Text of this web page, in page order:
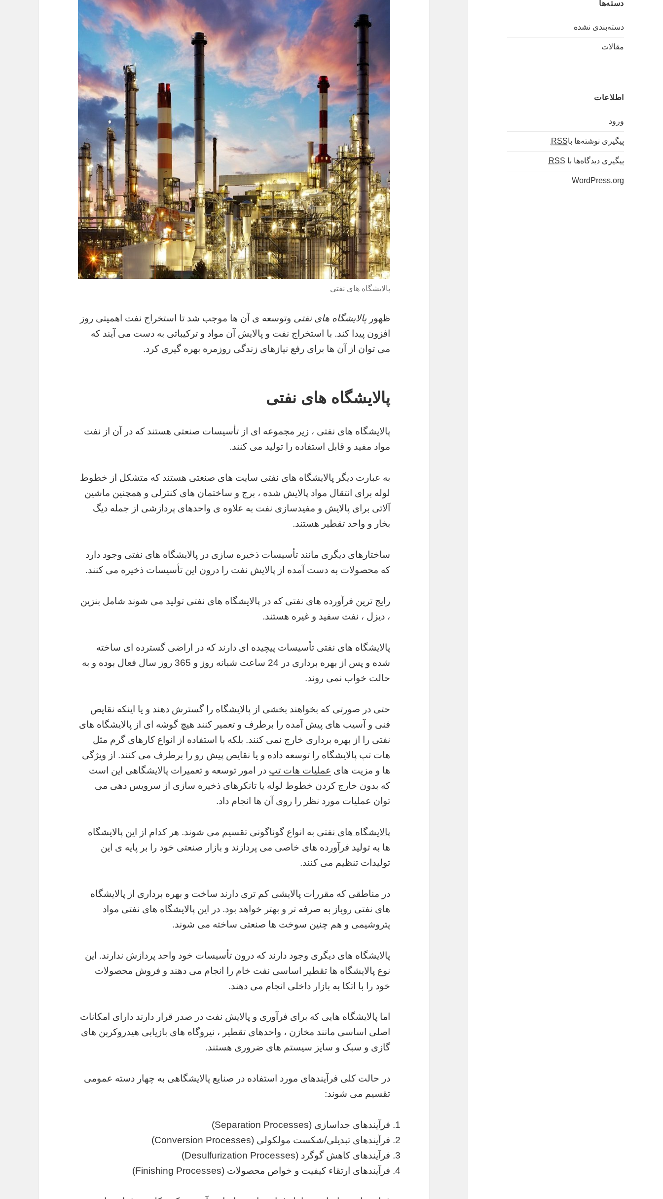
دسته‌ها
دسته‌بندی نشده
مقالات
اطلاعات
ورود
پیگیری نوشته‌ها باRSS
پیگیری دیدگاه‌ها با RSS
WordPress.org
پالایشگاه های نفتی
ظهورپالایشگاه های نفتی وتوسعه ی آن ها موجب شد تا استخراج نفت اهمیتی روز
افزون پیدا کند. با استخراج نفت و پالایش آن مواد و ترکیباتی به دست می آیند که
می توان از آن ها برای رفع نیازهای زندگی روزمره بهره گیری کرد.
پالایشگاه های نفتی
پالایشگاه های نفتی ، زیر مجموعه ای از تأسیسات صنعتی هستند که در آن از نفت
مواد مفید و قابل استفاده را تولید می کنند.
به عبارت دیگر پالایشگاه های نفتی سایت های صنعتی هستند که متشکل از خطوط
لوله برای انتقال مواد پالایش شده ، برج و ساختمان های کنترلی و همچنین ماشین
آلاتی برای پالایش و مفیدسازی نفت به علاوه ی واحدهای پردازشی از جمله دیگ
بخار و واحد تقطیر هستند.
ساختارهای دیگری مانند تأسیسات ذخیره سازی در پالایشگاه های نفتی وجود دارد
که محصولات به دست آمده از پالایش نفت را درون این تأسیسات ذخیره می کنند.
رایج ترین فرآورده های نفتی که در پالایشگاه های نفتی تولید می شوند شامل بنزین
، دیزل ، نفت سفید و غیره هستند.
پالایشگاه های نفتی تأسیسات پیچیده ای دارند که در اراضی گسترده ای ساخته
شده و پس از بهره برداری در 24 ساعت شبانه روز و 365 روز سال فعال بوده و به
حالت خواب نمی روند.
حتی در صورتی که بخواهند بخشی از پالایشگاه را گسترش دهند و یا اینکه نقایص
فنی و آسیب های پیش آمده را برطرف و تعمیر کنند هیچ گوشه ای از پالایشگاه های
نفتی را از بهره برداری خارج نمی کنند. بلکه با استفاده از انواع کارهای گرم مثل
هات تپ پالایشگاه را توسعه داده و یا نقایص پیش رو را برطرف می کنند. از ویژگی
ها و مزیت های عملیات هات تپ در امور توسعه و تعمیرات پالایشگاهی این است
که بدون خارج کردن خطوط لوله یا تانکرهای ذخیره سازی از سرویس دهی می
توان عملیات مورد نظر را روی آن ها انجام داد.
پالایشگاه های نفتی به انواع گوناگونی تقسیم می شوند. هر کدام از این پالایشگاه
ها به تولید فرآورده های خاصی می پردازند و بازار صنعتی خود را بر پایه ی این
تولیدات تنظیم می کنند.
در مناطقی که مقررات پالایشی کم تری دارند ساخت و بهره برداری از پالایشگاه
های نفتی روباز به صرفه تر و بهتر خواهد بود. در این پالایشگاه های نفتی مواد
پتروشیمی و هم چنین سوخت ها صنعتی ساخته می شوند.
پالایشگاه های دیگری وجود دارند که درون تأسیسات خود واحد پردازش ندارند. این
نوع پالایشگاه ها تقطیر اساسی نفت خام را انجام می دهند و فروش محصولات
خود را با اتکا به بازار داخلی انجام می دهند.
اما پالایشگاه هایی که برای فرآوری و پالایش نفت در صدر قرار دارند دارای امکانات
اصلی اساسی مانند مخازن ، واحدهای تقطیر ، نیروگاه های بازیابی هیدروکربن های
گازی و سبک و سایز سیستم های ضروری هستند.
در حالت کلی فرآیندهای مورد استفاده در صنایع پالایشگاهی به چهار دسته عمومی
تقسیم می شوند:
فرآیندهای جداسازی (Separation Processes)
فرآیندهای تبدیلی/شکست مولکولی (Conversion Processes)
فرآیندهای کاهش گوگرد (Desulfurization Processes)
فرآیندهای ارتقاء کیفیت و خواص محصولات (Finishing Processes)